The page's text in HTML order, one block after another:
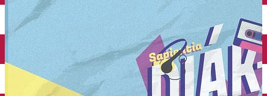
Închirieri auto
Închirieri de biciclete